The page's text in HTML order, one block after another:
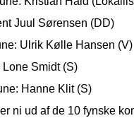
Juul Sørensen (DD)
Ulrik Kølle Hansen (V)
Smidt (S)
Hanne Klit (S)
ni ud af de 10 fynske